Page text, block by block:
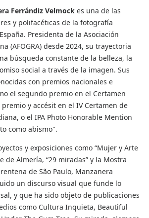
Ferrándiz Velmock es una de las
y polifacéticas de la fotografía
Presidenta de la Asociación
(AFOGRA) desde 2024, su trayectoria
búsqueda constante de la belleza, la
social a través de la imagen. Sus
con premios nacionales e
el segundo premio en el Certamen
y accésit en el IV Certamen de
o el IPA Photo Honorable Mention
como abismo".
y exposiciones como “Mujer y Arte
de Almería, “29 miradas” y la Mostra
de São Paulo, Manzanera
un discurso visual que funde lo
y que ha sido objeto de publicaciones
como Cultura Inquieta, Beautiful